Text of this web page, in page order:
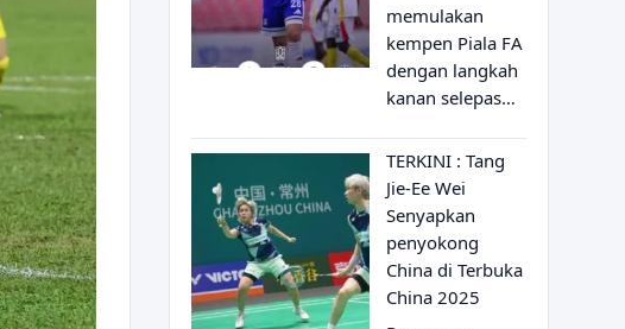
memulakan
kempen Piala FA
dengan langkah
kanan selepas…
TERKINI : Tang
Jie-Ee Wei
Senyapkan
penyokong
China di Terbuka
China 2025